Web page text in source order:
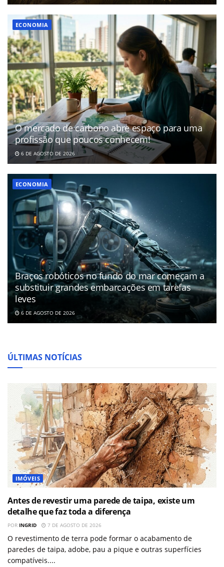
ECONOMIA
O mercado de carbono abre espaço para uma
profissão que poucos conhecem!
6 DE AGOSTO DE 2026
ECONOMIA
Braços robóticos no fundo do mar começam a
substituir grandes embarcações em tarefas
leves
6 DE AGOSTO DE 2026
ÚLTIMAS NOTÍCIAS
IMÓVEIS
Antes de revestir uma parede de taipa, existe um
detalhe que faz toda a diferença
POR INGRID 7 DE AGOSTO DE 2026
O revestimento de terra pode formar o acabamento de
paredes de taipa, adobe, pau a pique e outras superfícies
compatíveis....